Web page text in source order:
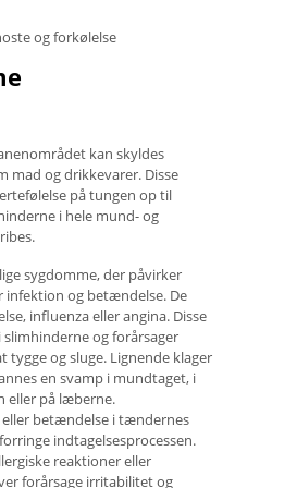
og forkølelse
kan skyldes
mad og drikkevarer. Disse
på tungen op til
i hele mund- og
sygdomme, der påvirker
infektion og betændelse. De
influenza eller angina. Disse
og forårsager
tygge og sluge. Lignende klager
en svamp i mundtaget, i
eller på læberne.
betændelse i tændernes
indtagelsesprocessen.
reaktioner eller
forårsage irritabilitet og